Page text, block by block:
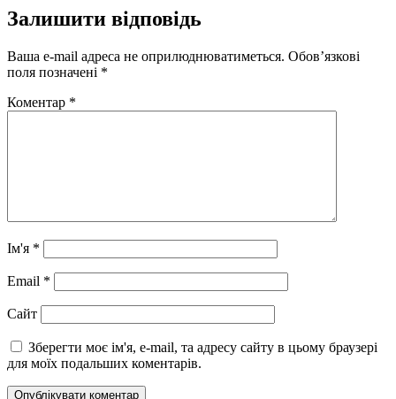
Залишити відповідь
Ваша e-mail адреса не оприлюднюватиметься. Обов’язкові
поля позначені *
Коментар *
Ім'я *
Email *
Сайт
Зберегти моє ім'я, e-mail, та адресу сайту в цьому браузері
для моїх подальших коментарів.